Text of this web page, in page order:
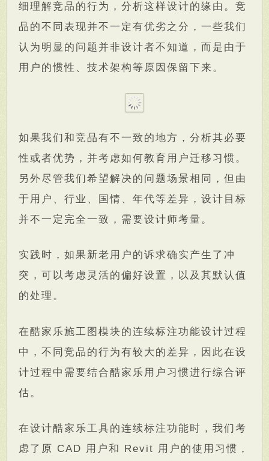
细理解竞品的行为，分析这样设计的缘由。竞
品的不同表现并不一定有优劣之分，一些我们
认为明显的问题并非设计者不知道，而是由于
用户的惯性、技术架构等原因保留下来。
如果我们和竞品有不一致的地方，分析其必要
性或者优势，并考虑如何教育用户迁移习惯。
另外尽管我们希望解决的问题场景相同，但由
于用户、行业、国情、年代等差异，设计目标
并不一定完全一致，需要设计师考量。
实践时，如果新老用户的诉求确实产生了冲
突，可以考虑灵活的偏好设置，以及其默认值
的处理。
在酷家乐施工图模块的连续标注功能设计过程
中，不同竞品的行为有较大的差异，因此在设
计过程中需要结合酷家乐用户习惯进行综合评
估。
在设计酷家乐工具的连续标注功能时，我们考
虑了原 CAD 用户和 Revit 用户的使用习惯，